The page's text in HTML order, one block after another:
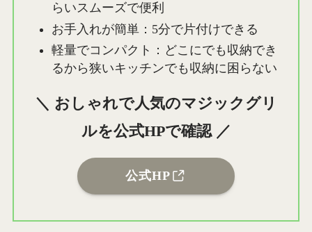
らいスムーズで便利
お手入れが簡単：5分で片付けできる
軽量でコンパクト：どこにでも収納でき
るから狭いキッチンでも収納に困らない
＼ おしゃれで人気のマジックグリ
ルを公式HPで確認 ／
公式HP